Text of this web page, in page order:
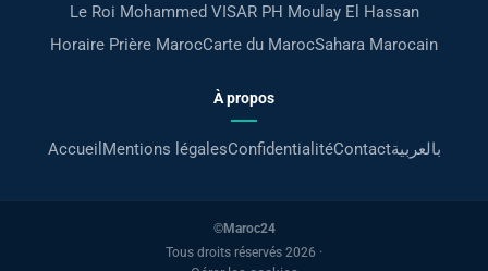
Le Roi Mohammed VISAR PH Moulay El Hassan
Horaire Prière MarocCarte du MarocSahara Marocain
À propos
Accueil Mentions légalesConfidentialitéContactبالعربية
©Maroc24
Tous droits réservés 2026 ·